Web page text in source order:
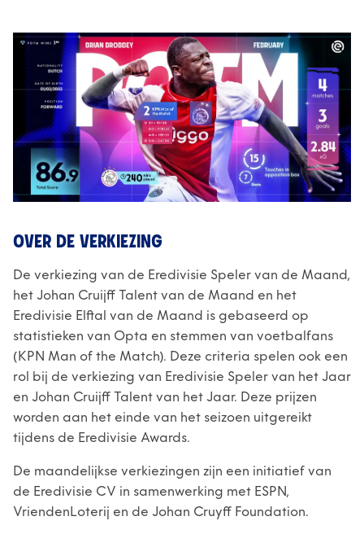
OVER DE VERKIEZING
De verkiezing van de Eredivisie Speler van de Maand,
het Johan Cruijff Talent van de Maand en het
Eredivisie Elftal van de Maand is gebaseerd op
statistieken van Opta en stemmen van voetbalfans
(KPN Man of the Match). Deze criteria spelen ook een
rol bij de verkiezing van Eredivisie Speler van het Jaar
en Johan Cruijff Talent van het Jaar. Deze prijzen
worden aan het einde van het seizoen uitgereikt
tijdens de Eredivisie Awards.
De maandelijkse verkiezingen zijn een initiatief van
de Eredivisie CV in samenwerking met ESPN,
VriendenLoterij en de Johan Cruyff Foundation.